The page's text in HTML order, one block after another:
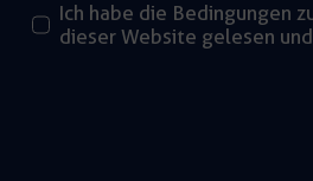
Ich habe die Bedingungen
dieser Website gelesen